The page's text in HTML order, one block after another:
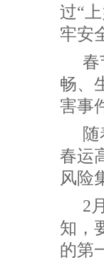
过“
牢安
春
畅、
害事
春运
风险
2
知，
的第